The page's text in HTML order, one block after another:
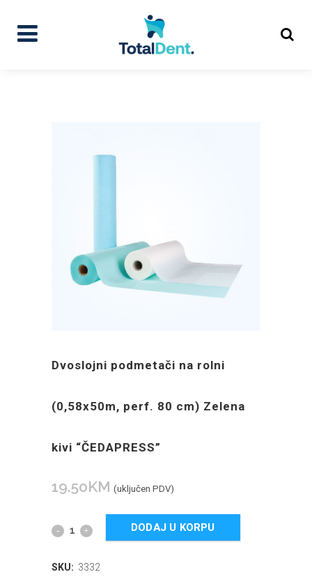
Dvoslojni podmetači na rolni
(0,58x50m, perf. 80 cm) Zelena
kivi “ČEDAPRESS”
19.50KM (uključen PDV)
DODAJ U KORPU
SKU: 3332